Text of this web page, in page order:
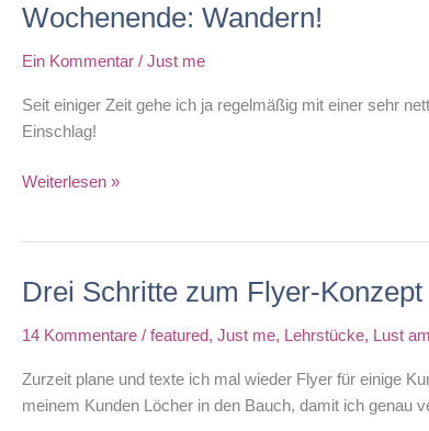
Wochenende: Wandern!
Ein Kommentar / Just me
Seit einiger Zeit gehe ich ja regelmäßig mit einer sehr
Einschlag!
Wochenende:
Weiterlesen »
Drei Schritte zum Flyer-Konzept
14 Kommentare / featured, Just me, Lehrstücke, Lust
Zurzeit plane und texte ich mal wieder Flyer für einige
meinem Kunden Löcher in den Bauch, damit ich genau